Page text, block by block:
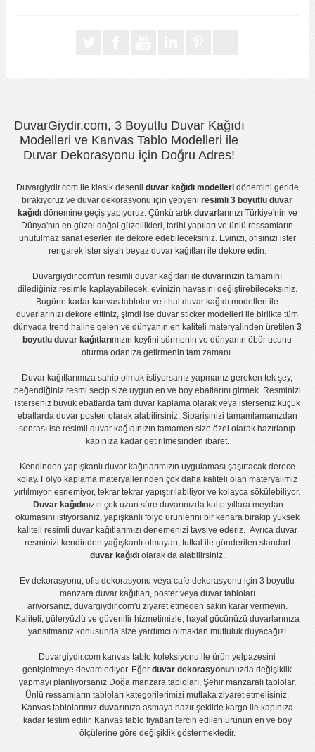
DuvarGiydir.com, 3 Boyutlu Duvar Kağıdı
Modelleri ve Kanvas Tablo Modelleri ile
Duvar Dekorasyonu için Doğru Adres!
Duvargiydir.comile klasik desenli duvar kağıdı modelleridönemini geride
bırakıyoruz veduvar dekorasyonu için yepyeniresimli 3 boyutlu duvar
kağıdıdönemine geçiş yapıyoruz. Çünkü artık duvarlarınızı Türkiye'nin ve
Dünya'nın en güzel doğal güzellikleri, tarihi yapıları ve ünlü ressamların
unutulmaz sanat eserleri ile dekore edebileceksiniz. Evinizi, ofisinizi ister
rengarek ister siyah beyaz duvar kağıtlarıile dekore edin.
Duvargiydir.com'unresimli duvar kağıtları ile duvarınızın tamamını
dilediğiniz resimle kaplayabilecek, evinizin havasını değiştirebileceksiniz.
Bugüne kadarkanvas tablolar veithal duvar kağıdı modelleri ile
duvarlarınızı dekore ettiniz, şimdi iseduvar sticker modelleri ile birlikte tüm
dünyada trend haline gelen ve dünyanın en kaliteli materyalinden üretilen 3
boyutlu duvar kağıtlarımızın keyfini sürmenin ve dünyanın öbür ucunu
oturma odanıza getirmenin tam zamanı.
Duvar kağıtlarımıza sahip olmak istiyorsanız yapmanız gereken tek şey,
beğendiğiniz resmi seçip size uygun en ve boy ebatlarını girmek. Resminizi
isterseniz büyük ebatlarda tam duvar kaplamaolarak veya isterseniz küçük
ebatlarda duvar posteri olarak alabilirsiniz. Siparişinizi tamamlamanızdan
sonrası iseresimli duvar kağıdınızın tamamen size özel olarak hazırlanıp
kapınıza kadar getirilmesinden ibaret.
Kendinden yapışkanlı duvar kağıtlarımızın uygulamasışaşırtacak derece
kolay. Folyo kaplama materyallerinden çok daha kaliteli olanmateryalimiz
yırtılmıyor, esnemiyor, tekrar tekrar yapıştırılabiliyor ve kolayca sökülebiliyor.
Duvar kağıdınızın çok uzun süre duvarınızda kalıp yıllara meydan
okumasını istiyorsanız, yapışkanlı folyoürünlerini bir kenara bırakıp yüksek
kaliteli resimli duvar kağıtlarımızı denemenizi tavsiye ederiz. Ayrıca duvar
resminizi kendinden yağışkanlı olmayan, tutkal ile gönderilen standart
duvar kağıdıolarak da alabilirsiniz.
Ev dekorasyonu,ofis dekorasyonu veyacafe dekorasyonu için3 boyutlu
manzara duvar kağıtları, posterveya duvar tabloları
arıyorsanız, duvargiydir.com'u ziyaret etmeden sakın karar vermeyin.
Kaliteli, güleryüzlü ve güvenilir hizmetimizle, hayal gücünüzü duvarlarınıza
yansıtmanız konusunda size yardımcı olmaktan mutluluk duyacağız!
Duvargiydir.comkanvas tablo koleksiyonu ile ürün yelpazesini
genişletmeye devam ediyor. Eğerduvar dekorasyonunuzda değişiklik
yapmayı planlıyorsanız Doğa manzara tabloları, Şehir manzaralı tablolar,
Ünlü ressamların tabloları kategorilerimizi mutlaka ziyaret etmelisiniz.
Kanvas tablolarımız duvarınıza asmaya hazır şekilde kargo ile kapınıza
kadar teslim edilir. Kanvas tablo fiyatlarıtercih edilen ürünün en ve boy
ölçülerine göre değişiklik göstermektedir.